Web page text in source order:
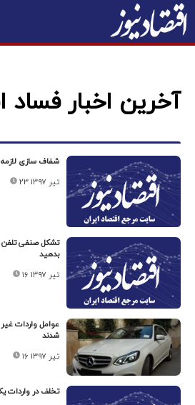
آخرین اخبار فساد
شفاف ‌سازی
۲۳ تیر ۱۳۹۷
تشکل صنفی تلفن
بدهید
۱۶ تیر ۱۳۹۷
شدند
۱۶ تیر ۱۳۹۷
تخلف در واردات